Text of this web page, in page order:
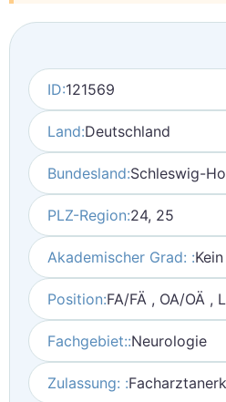
ID:121569
Land:Deutschland
Bundesland:Schleswig-
PLZ-Region:24, 25
Akademischer Grad: :
Position:FA/FÄ , OA/OÄ ,
Fachgebiet::Neurologie
Zulassung: :